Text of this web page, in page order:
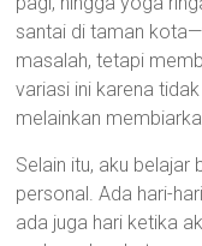
santai di taman
masalah, tetapi
variasi ini karena
melainkan
Selain itu, aku
personal. Ada hari-
ada juga hari ketika